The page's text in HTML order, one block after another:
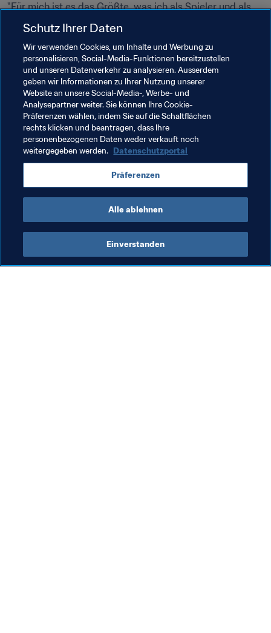
"Für mich ist es das Größte, was ich als Spieler und als
Person erleben durfte, denn das eigene Land zu
repräsentieren ist die größte Ehre überhaupt. Das sind
einzigartige Erfahrungen für einen Fussballer. Solange
ich verfügbar bin und die Trainer mich nominieren, werde
ich immer für mein Land spielen, denn ich liebe mein
Land und deshalb arbeite ich jeden Tag hart."
Verwandte Themen
FIFA Fussball-Weltmeisterschaft Katar 2022™
Cuba Concacaf
Schutz Ihrer Daten
Wir verwenden Cookies, um Inhalte und Werbung zu
personalisieren, Social-Media-Funktionen bereitzustellen
und unseren Datenverkehr zu analysieren. Ausserdem
geben wir Informationen zu Ihrer Nutzung unserer
Website an unsere Social-Media-, Werbe- und
Analysepartner weiter. Sie können Ihre Cookie-
Präferenzen wählen, indem Sie auf die Schaltflächen
rechts klicken und beantragen, dass Ihre
personenbezogenen Daten weder verkauft noch
weitergegeben werden. Datenschutzportal
Präferenzen
Alle ablehnen
Einverstanden